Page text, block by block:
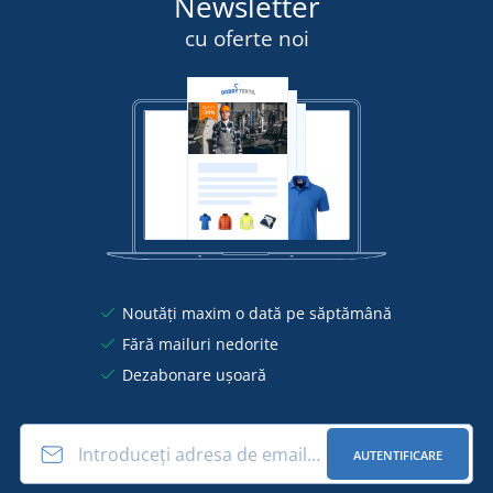
cu oferte noi
Noutăți maxim o dată pe săptămână
Fără mailuri nedorite
Dezabonare ușoară
AUTENTIFICARE